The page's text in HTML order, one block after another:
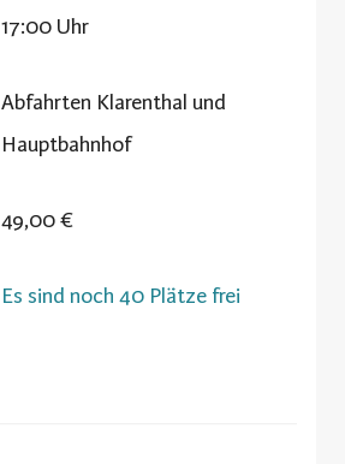
17:00 Uhr
Abfahrten Klarenthal und
Hauptbahnhof
49,00 €
Es sind noch 40 Plätze frei